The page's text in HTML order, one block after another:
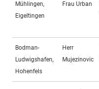
Mühlingen,
Eigeltingen
Frau Urban
Bodman-
Ludwigshafen,
Hohenfels
Herr
Mujezinovic